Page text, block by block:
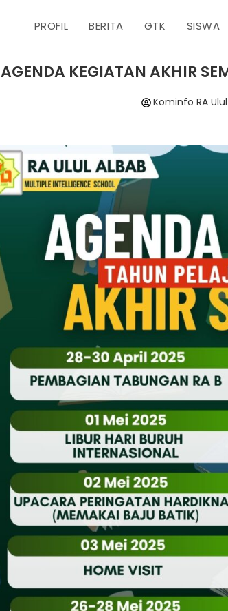
PROFIL BERITA GTK SISWA
AGENDA KEGIATAN AKHIR
Kominfo RA